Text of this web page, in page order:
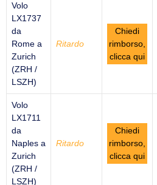
Volo
LX1737
da
Rome a
Zurich
(ZRH /
LSZH)
Ritardo
Chiedi
rimborso,
clicca qui
Volo
LX1711
da
Naples a
Zurich
(ZRH /
LSZH)
Ritardo
Chiedi
rimborso,
clicca qui